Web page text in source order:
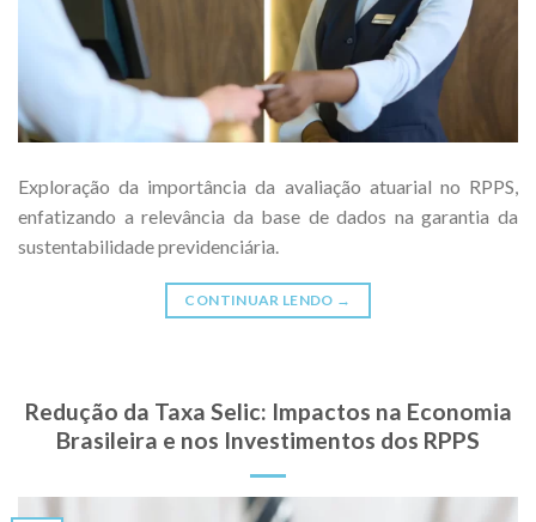
Exploração da importância da avaliação atuarial no RPPS,
enfatizando a relevância da base de dados na garantia da
sustentabilidade previdenciária.
CONTINUAR LENDO →
Redução da Taxa Selic: Impactos na Economia
Brasileira e nos Investimentos dos RPPS